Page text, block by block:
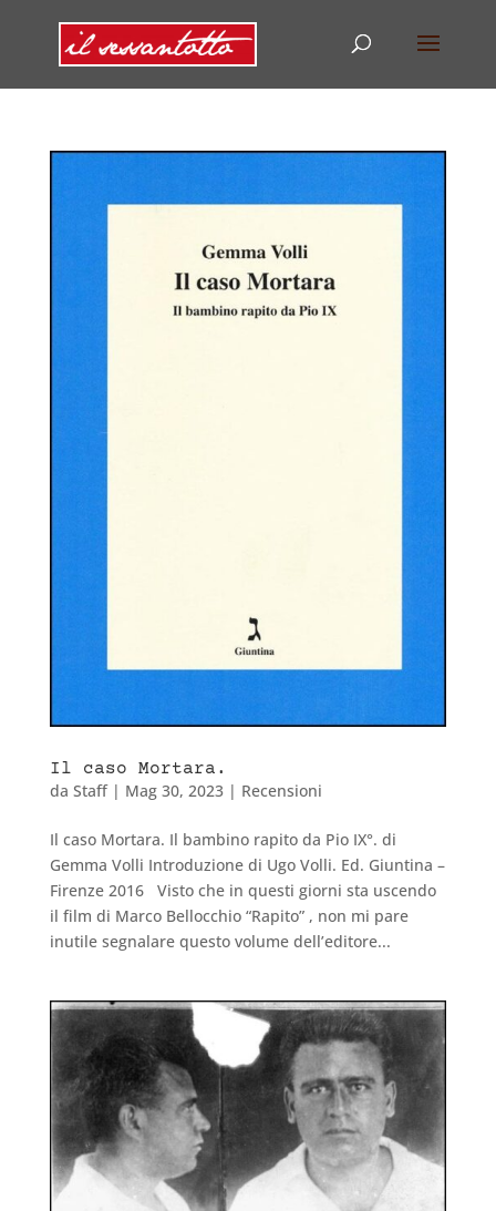
Il caso Mortara.
da Staff| Mag 30, 2023| Recensioni
Il caso Mortara. Il bambino rapito da Pio IX°. di
Gemma Volli Introduzione di Ugo Volli. Ed. Giuntina –
Firenze 2016 Visto che in questi giorni sta uscendo
il film di Marco Bellocchio “Rapito” , non mi pare
inutile segnalare questo volume dell’editore...